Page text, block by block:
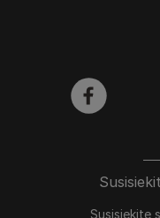
Susisiekite
facebook